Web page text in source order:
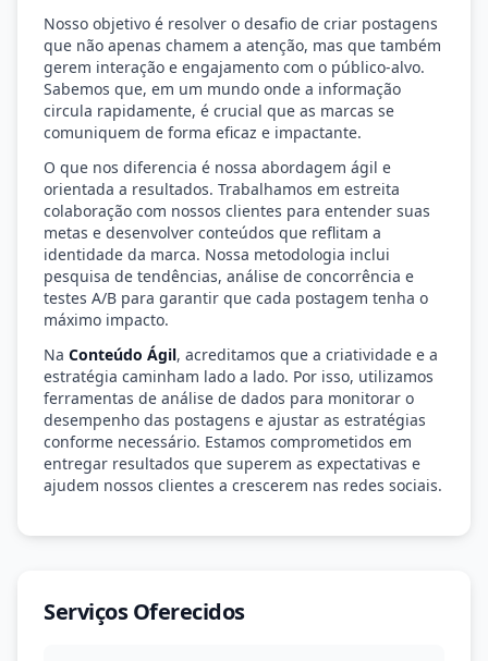
Nosso objetivo é resolver o desafio de criar postagens
que não apenas chamem a atenção, mas que também
gerem interação e engajamento com o público-alvo.
Sabemos que, em um mundo onde a informação
circula rapidamente, é crucial que as marcas se
comuniquem de forma eficaz e impactante.
O que nos diferencia é nossa abordagem ágil e
orientada a resultados. Trabalhamos em estreita
colaboração com nossos clientes para entender suas
metas e desenvolver conteúdos que reflitam a
identidade da marca. Nossa metodologia inclui
pesquisa de tendências, análise de concorrência e
testes A/B para garantir que cada postagem tenha o
máximo impacto.
Na Conteúdo Ágil, acreditamos que a criatividade e a
estratégia caminham lado a lado. Por isso, utilizamos
ferramentas de análise de dados para monitorar o
desempenho das postagens e ajustar as estratégias
conforme necessário. Estamos comprometidos em
entregar resultados que superem as expectativas e
ajudem nossos clientes a crescerem nas redes sociais.
Serviços Oferecidos